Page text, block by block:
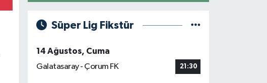
Süper Lig Fikstür
14 Ağustos, Cuma
Galatasaray - Çorum FK
21:30